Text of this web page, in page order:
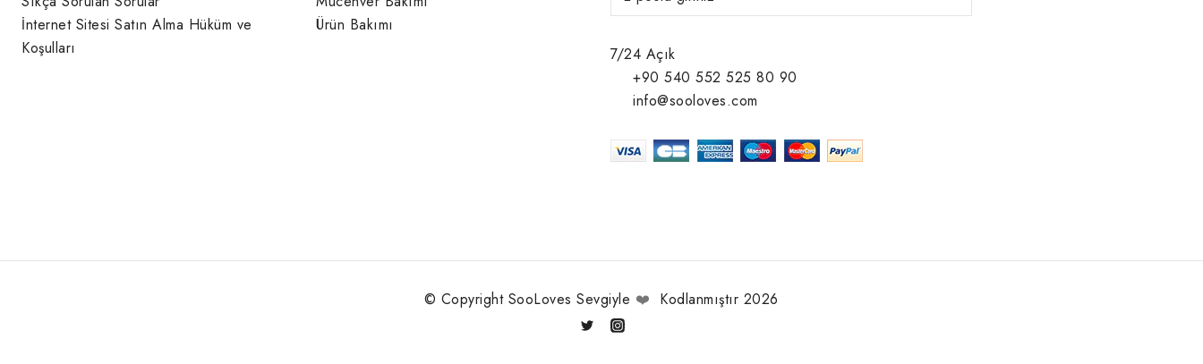
İnternet Sitesi Satın Alma Hüküm ve
Koşulları
Ürün Bakımı
7/24 Açık
+90 540 552 525 80 90
info@sooloves.com
© Copyright SooLoves Sevgiyle ❤️ Kodlanmıştır 2026